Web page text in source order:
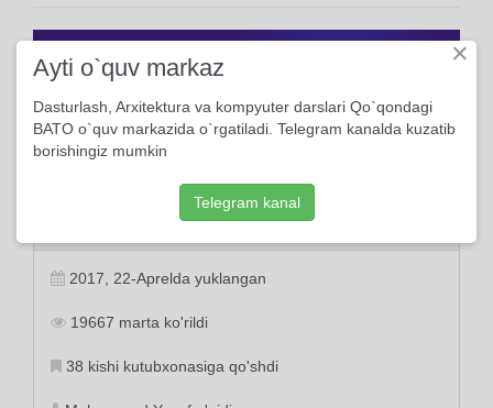
2017, 22-Aprelda yuklangan
19667 marta ko'rildi
38 kishi kutubxonasiga qo'shdi
×
Ayti o`quv markaz
Dasturlash, Arxitektura va kompyuter darslari Qo`qondagi
BATO o`quv markazida o`rgatiladi. Telegram kanalda kuzatib
borishingiz mumkin
Telegram kanal